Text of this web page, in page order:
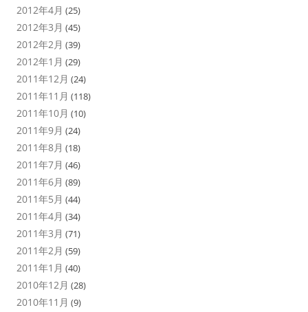
2012年4月 (25)
2012年3月 (45)
2012年2月 (39)
2012年1月 (29)
2011年12月 (24)
2011年11月 (118)
2011年10月 (10)
2011年9月 (24)
2011年8月 (18)
2011年7月 (46)
2011年6月 (89)
2011年5月 (44)
2011年4月 (34)
2011年3月 (71)
2011年2月 (59)
2011年1月 (40)
2010年12月 (28)
2010年11月 (9)